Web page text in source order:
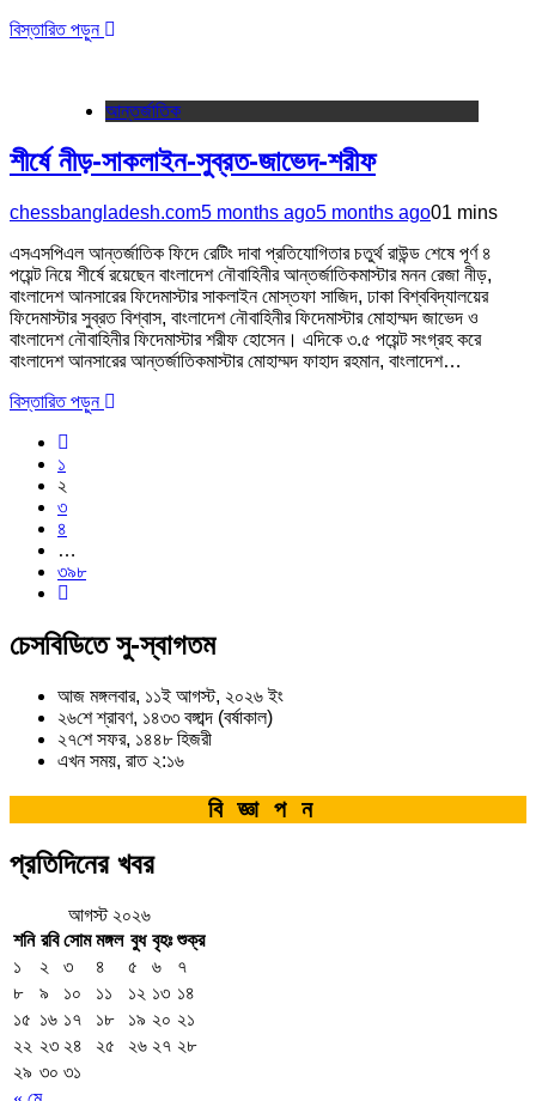
বিস্তারিত পড়ুন
আন্তর্জাতিক
শীর্ষে নীড়-সাকলাইন-সুব্রত-জাভেদ-শরীফ
chessbangladesh.com5 months ago5 months ago01 mins
এসএসপিএল আন্তর্জাতিক ফিদে রেটিং দাবা প্রতিযোগিতার চতুর্থ রাউন্ড শেষে পূর্ণ ৪
পয়েন্ট নিয়ে শীর্ষে রয়েছেন বাংলাদেশ নৌবাহিনীর আন্তর্জাতিকমাস্টার মনন রেজা নীড়,
বাংলাদেশ আনসারের ফিদেমাস্টার সাকলাইন মোস্তফা সাজিদ, ঢাকা বিশ্ববিদ্যালয়ের
ফিদেমাস্টার সুব্রত বিশ্বাস, বাংলাদেশ নৌবাহিনীর ফিদেমাস্টার মোহাম্মদ জাভেদ ও
বাংলাদেশ নৌবাহিনীর ফিদেমাস্টার শরীফ হোসেন। এদিকে ৩.৫ পয়েন্ট সংগ্রহ করে
বাংলাদেশ আনসারের আন্তর্জাতিকমাস্টার মোহাম্মদ ফাহাদ রহমান, বাংলাদেশ…
বিস্তারিত পড়ুন
১
২
৩
৪
…
৩৯৮
চেসবিডিতে সু-স্বাগতম
আজ মঙ্গলবার, ১১ই আগস্ট, ২০২৬ ইং
২৬শে শ্রাবণ, ১৪৩৩ বঙ্গাব্দ (বর্ষাকাল)
২৭শে সফর, ১৪৪৮ হিজরী
এখন সময়, রাত ২:১৬
বিজ্ঞাপন
প্রতিদিনের খবর
আগস্ট ২০২৬
শনি রবি সোম মঙ্গল বুধ বৃহঃ শুক্র
১ ২ ৩ ৪ ৫ ৬
৭
৮
৯ ১০ ১১ ১২ ১৩ ১৪
১৫ ১৬ ১৭ ১৮ ১৯ ২০ ২১
২২ ২৩ ২৪ ২৫ ২৬ ২৭ ২৮
২৯ ৩০ ৩১